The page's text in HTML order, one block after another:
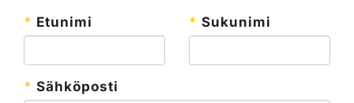
* Etunimi * Sukunimi
* Sähköposti